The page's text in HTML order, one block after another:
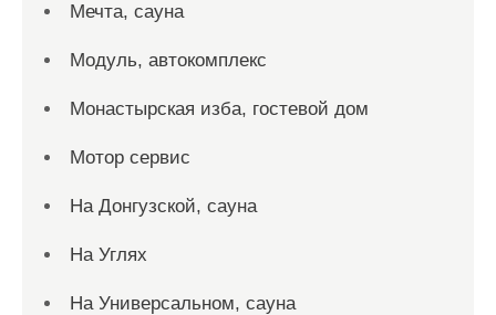
Мечта, сауна
Модуль, автокомплекс
Монастырская изба, гостевой дом
Мотор сервис
На Донгузской, сауна
На Углях
На Универсальном, сауна